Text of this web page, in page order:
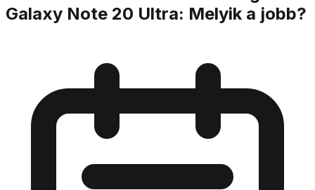
Galaxy Note 20 Ultra: Melyik a jobb?